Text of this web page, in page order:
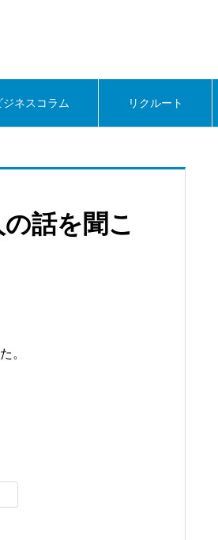
ジネスコラム リクルート
話を聞こ
。